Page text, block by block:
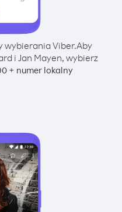
wybierania Viber.Aby
i Jan Mayen, wybierz
+ numer lokalny